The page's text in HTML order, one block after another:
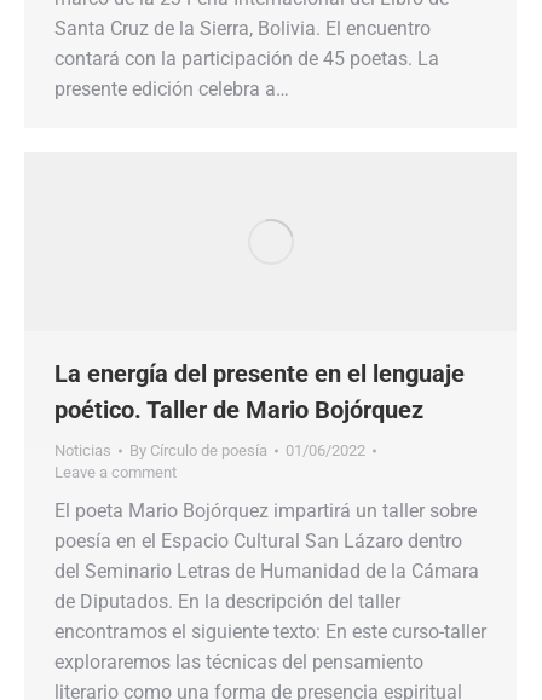
Santa Cruz de la Sierra, Bolivia. El encuentro
contará con la participación de 45 poetas. La
presente edición celebra a…
La energía del presente en el lenguaje
poético. Taller de Mario Bojórquez
Noticias By Círculo de poesía
01/06/2022
Leave a comment
El poeta Mario Bojórquez impartirá un taller sobre
poesía en el Espacio Cultural San Lázaro dentro
del Seminario Letras de Humanidad de la Cámara
de Diputados. En la descripción del taller
encontramos el siguiente texto: En este curso-taller
exploraremos las técnicas del pensamiento
literario como una forma de presencia espiritual